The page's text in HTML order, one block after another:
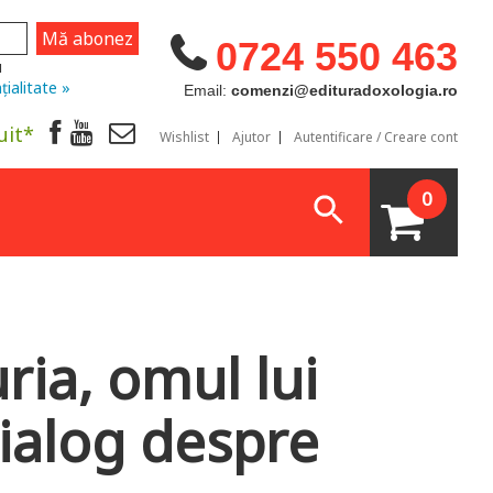
0724 550 463
Email: comenzi@edituradoxologia.ro
»
Wishlist Ajutor Autentificare / Creare cont
0
omul lui
despre